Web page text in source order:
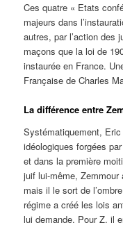
Ces quatre « Etats
majeurs dans
autres, par l’action des
maçons que la loi de
instaurée en France.
Française de Charles
La différence entre
Systématiquement,
idéologiques forgées
et dans la première
juif lui-même, Zemmour
mais il le sort de
régime a créé les lois
lui demande. Pour Z. il